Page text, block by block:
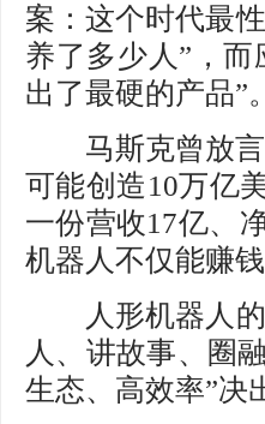
案：这个时代最
养了多少人”，
出了最硬的产品”。
马斯克曾放言
可能创造10万亿
一份营收17亿、
机器人不仅能赚
人形机器人的
人、讲故事、圈
生态、高效率”决